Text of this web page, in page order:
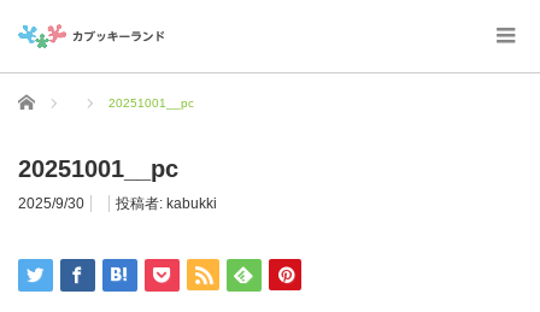
ホーム 20251001__pc
20251001__pc
2025/9/30 投稿者: kabukki